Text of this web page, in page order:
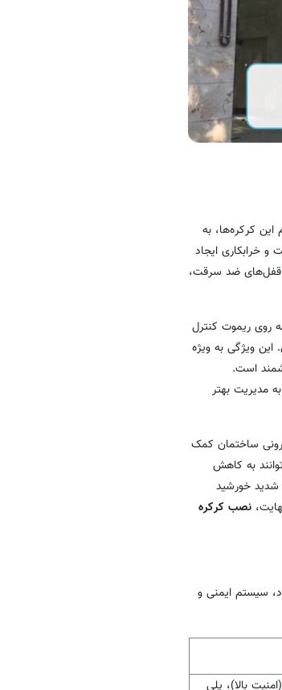
کرکره‌ها، به
و خرابکاری ایجاد
قفل‌های ضد سرقت،
روی ریموت کنترل
این ویژگی به ویژه
است.
مدیریت بهتر
ساختمان کمک
به کاهش
شدید خورشید
نصب کرکره
سیستم ایمنی و
بالا)، پلی